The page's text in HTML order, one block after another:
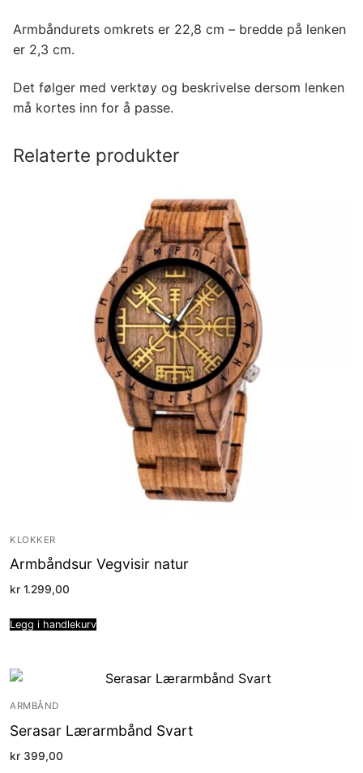
Armbåndurets omkrets er 22,8 cm – bredde på lenken
er 2,3 cm.
Det følger med verktøy og beskrivelse dersom lenken
må kortes inn for å passe.
Relaterte produkter
KLOKKER
Armbåndsur Vegvisir natur
kr 1.299,00
Legg i handlekurv
ARMBÅND
Serasar Lærarmbånd Svart
kr 399,00